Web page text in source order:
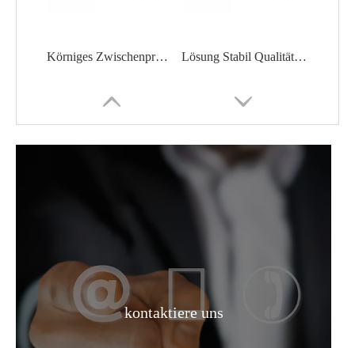
Körniges Zwischenprodukt EDTA-2Na in Industriequalität Lösung Stabil Qualität Zwischenprodukt EDTA-2Na
kontaktiere uns